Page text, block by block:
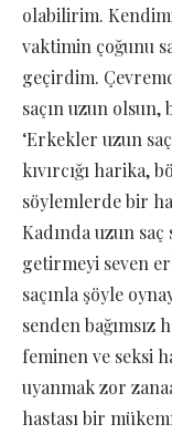
olabilirim.
vaktimin çoğunu
geçirdim.
saçın uzun olsun,
‘Erkekler uzun
kıvırcığı harika,
söylemlerde bir
Kadında uzun
getirmeyi seven
saçınla şöyle
senden
feminen ve seksi
uyanmak zor
hastası bir